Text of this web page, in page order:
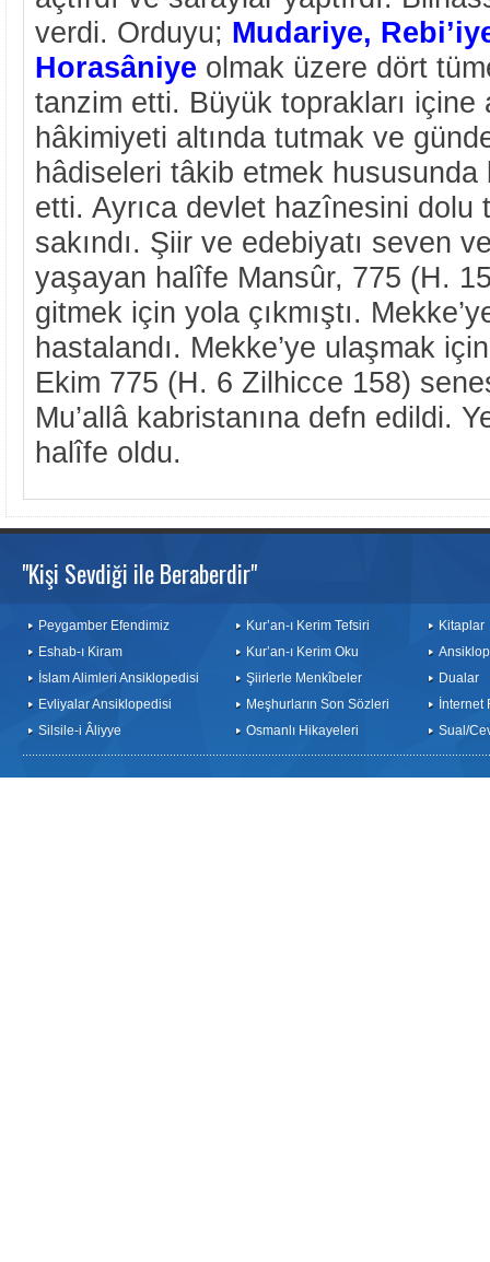
verdi. Orduyu; Mudariye,
Horasâniye olmak üzere dört
tanzim etti. Büyük toprakları içine
hâkimiyeti altında tutmak ve
hâdiseleri tâkib etmek
etti. Ayrıca devlet hazînesini dolu
sakındı. Şiir ve edebiyatı seven
yaşayan halîfe Mansûr, 775 (H.
gitmek için yola çıkmıştı.
hastalandı. Mekke’ye ulaşmak
Ekim 775 (H. 6 Zilhicce 158)
Mu’allâ kabristanına defn edildi.
halîfe oldu.
"Kişi Sevdiği ile Beraberdir"
Peygamber Efendimiz
Eshab-ı Kiram
İslam Alimleri Ansiklopedisi
Evliyalar Ansiklopedisi
Silsile-i Âliyye
Kur’an-ı Kerim Tefsiri
Kur’an-ı Kerim Oku
Şiirlerle Menkîbeler
Meşhurların Son Sözleri
Osmanlı Hikayeleri
Kitaplar
Dualar
İnternet
Sual/